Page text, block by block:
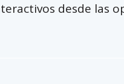
desde las